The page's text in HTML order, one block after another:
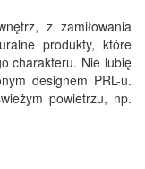
z zamiłowania
produkty, które
charakteru. Nie lubię
designem PRL-u.
powietrzu, np.